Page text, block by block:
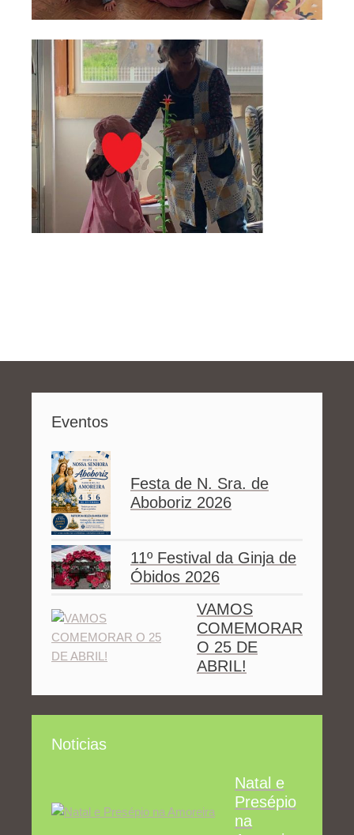
Eventos
Festa de N. Sra. de
Aboboriz 2026
11º Festival da Ginja de
Óbidos 2026
VAMOS
COMEMORAR
O 25 DE
ABRIL!
Noticias
Natal e
Presépio
na